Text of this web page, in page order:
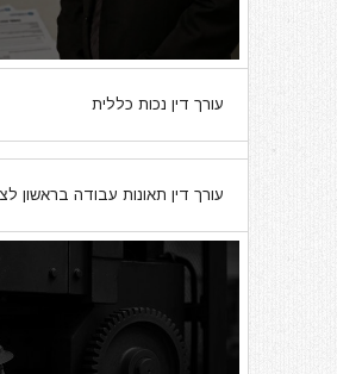
עורך דין נכות כללית
07
מרץ
עורך דין תאונות עבודה בראשון